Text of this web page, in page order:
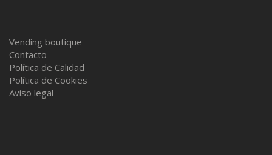
Vending boutique
Contacto
Política de Calidad
Política de Cookies
Aviso legal